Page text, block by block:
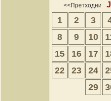
<<Претходни
1 2 3
8
9 10
15
16 17
22
23 24
29